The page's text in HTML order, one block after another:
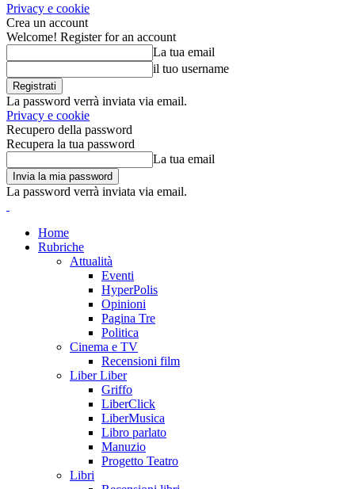
Privacy e cookie
Crea un account
Welcome! Register for an account
La tua email
il tuo username
La password verrà inviata via email.
Privacy e cookie
Recupero della password
Recupera la tua password
La tua email
La password verrà inviata via email.
Home
Rubriche
Attualità
Eventi
HyperPolis
Opinioni
Pagina Tre
Politica
Cinema e TV
Recensioni film
Liber Liber
Griffo
LiberClick
LiberMusica
Libro parlato
Manuzio
Progetto Teatro
Libri